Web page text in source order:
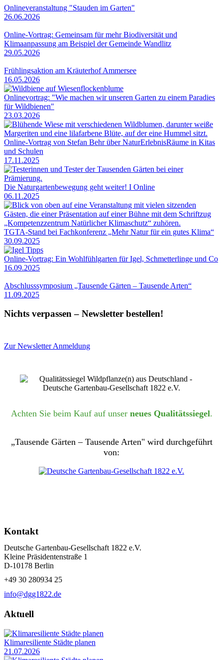
Onlineveranstaltung "Stauden im Garten"
26.06.2026
Online-Vortrag: Gemeinsam für mehr Biodiversität und
Klimaanpassung am Beispiel der Gemeinde Wandlitz
29.05.2026
Frühlingsaktion am Kräuterhof Ammersee
16.05.2026
Onlinevortrag: "Wie machen wir unseren Garten zu einem Paradies
für Wildbienen"
23.03.2026
Online-Vortrag von Stefan Behr über NaturErlebnisRäume in Kitas
und Schulen
17.11.2025
Die Naturgartenbewegung geht weiter! I Online
06.11.2025
TGTA-Stand bei Fachkonferenz „Mehr Natur für ein gutes Klima“
30.09.2025
Online-Vortrag: Ein Wohlfühlgarten für Igel, Schmetterlinge und Co
16.09.2025
Abschlusssymposium „Tausende Gärten – Tausende Arten“
11.09.2025
Nichts verpassen – Newsletter bestellen!
Zur Newsletter Anmeldung
Achten Sie beim Kauf auf unser neues Qualitätssiegel.
„Tausende Gärten – Tausende Arten" wird durchgeführt
von:
Kontakt
Deutsche Gartenbau-Gesellschaft 1822 e.V.
Kleine Präsidentenstraße 1
D-10178 Berlin
+49 30 280934 25
info@dgg1822.de
Aktuell
Klimaresiliente Städte planen
21.07.2026